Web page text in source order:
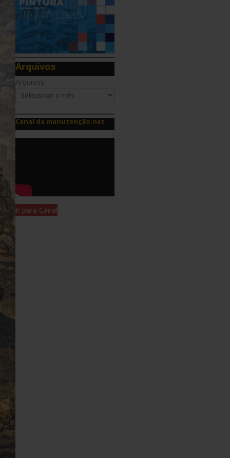
Arquivos
Arquivos
Canal da manutenção.net
Ir para Canal